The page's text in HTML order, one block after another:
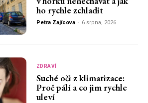
ho rychle zchladit
Petra Zajícova - 6 srpna, 2026
ZDRAVÍ
Suché oči z klimatizace:
Proč pálí a co jim rychle
uleví